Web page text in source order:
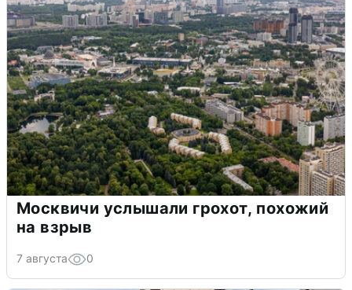
Москвичи услышали грохот, похожий
на взрыв
7 августа 0